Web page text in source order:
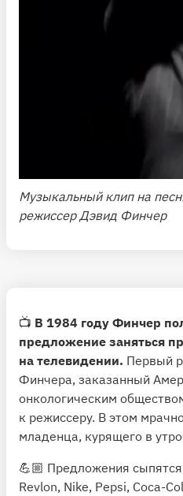
Музыкальный клип на
режиссер Дэвид Финчер
📺 В 1984 году Финчер
предложение заняться
на телевидении. Первый
Финчера, заказанный
онкологическим
к режиссеру. В этом
младенца, курящего в
💪🏼 Предложения
Revlon, Nike, Pepsi, Coca-